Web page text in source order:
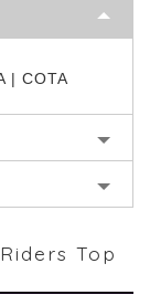
| COTA
Top